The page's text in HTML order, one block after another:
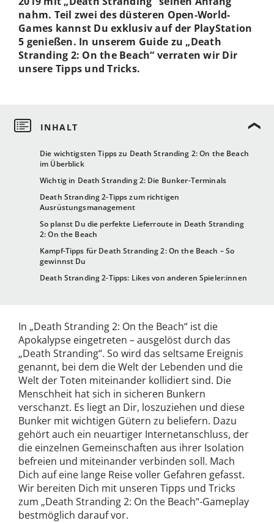
Die wichtigsten Tipps zu Death Stranding 2: On the Beach
im Überblick
Wichtig in Death Stranding 2: Die Bunker-Terminals
Death Stranding 2-Tipps zum richtigen
Ausrüstungsmanagement
So planst Du die perfekte Lieferroute in Death Stranding
2: On the Beach
Kampf-Tipps für Death Stranding 2: On the Beach – So
gewinnst Du
Death Stranding 2-Tipps: Likes von anderen Spieler:innen
nahm. Teil zwei des düsteren Open-World-
Games kannst Du exklusiv auf der PlayStation
5 genießen. In unserem Guide zu „Death
Stranding 2: On the Beach“ verraten wir Dir
unsere Tipps und Tricks.
In „Death Stranding 2: On the Beach“ ist die
Apokalypse eingetreten – ausgelöst durch das
„Death Stranding“. So wird das seltsame Ereignis
genannt, bei dem die Welt der Lebenden und die
Welt der Toten miteinander kollidiert sind. Die
Menschheit hat sich in sicheren Bunkern
verschanzt. Es liegt an Dir, loszuziehen und diese
Bunker mit wichtigen Gütern zu beliefern. Dazu
gehört auch ein neuartiger Internetanschluss, der
die einzelnen Gemeinschaften aus ihrer Isolation
befreien und miteinander verbinden soll. Mach
Dich auf eine lange Reise voller Gefahren gefasst.
Wir bereiten Dich mit unseren Tipps und Tricks
zum „Death Stranding 2: On the Beach“-Gameplay
bestmöglich darauf vor.